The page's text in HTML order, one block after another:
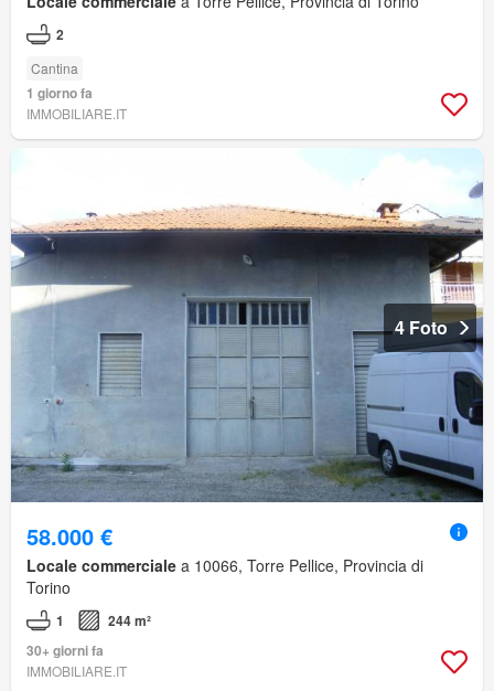
2
Cantina
1 giorno fa
IMMOBILIARE.IT
4 Foto
58.000 €
Locale commerciale a 10066, Torre Pellice, Provincia di
Torino
1
244 m²
30+ giorni fa
IMMOBILIARE.IT